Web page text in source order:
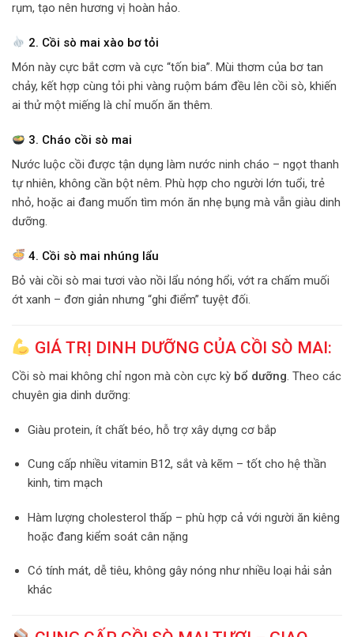
rụm, tạo nên hương vị hoàn hảo.
2. Cồi sò mai xào bơ tỏi
Món này cực bắt cơm và cực “tốn bia”. Mùi thơm của bơ tan
chảy, kết hợp cùng tỏi phi vàng ruộm bám đều lên cồi sò, khiến
ai thử một miếng là chỉ muốn ăn thêm.
3. Cháo cồi sò mai
Nước luộc cồi được tận dụng làm nước ninh cháo – ngọt thanh
tự nhiên, không cần bột nêm. Phù hợp cho người lớn tuổi, trẻ
nhỏ, hoặc ai đang muốn tìm món ăn nhẹ bụng mà vẫn giàu dinh
dưỡng.
4. Cồi sò mai nhúng lẩu
Bỏ vài cồi sò mai tươi vào nồi lẩu nóng hổi, vớt ra chấm muối
ớt xanh – đơn giản nhưng “ghi điểm” tuyệt đối.
GIÁ TRỊ DINH DƯỠNG CỦA CỒI SÒ MAI:
Cồi sò mai không chỉ ngon mà còn cực kỳ bổ dưỡng. Theo các
chuyên gia dinh dưỡng:
Giàu protein, ít chất béo, hỗ trợ xây dựng cơ bắp
Cung cấp nhiều vitamin B12, sắt và kẽm – tốt cho hệ thần
kinh, tim mạch
Hàm lượng cholesterol thấp – phù hợp cả với người ăn kiêng
hoặc đang kiểm soát cân nặng
Có tính mát, dễ tiêu, không gây nóng như nhiều loại hải sản
khác